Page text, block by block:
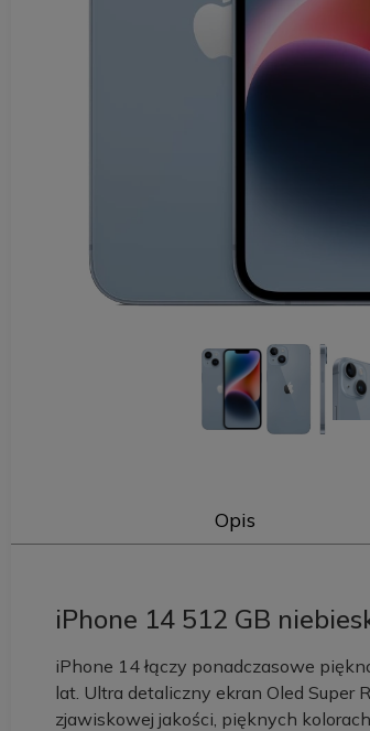
Opis
iPhone 14 512 GB
iPhone 14 łączy ponadczasowe
lat. Ultra detaliczny ekran Oled Super
zjawiskowej jakości, pięknych